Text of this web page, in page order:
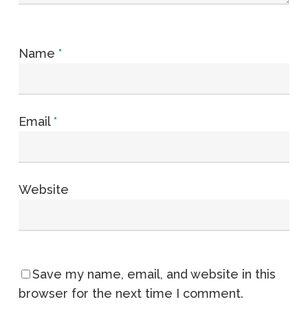
Name *
Email*
Website
Save my name, email, and website in this
browser for the next time I comment.